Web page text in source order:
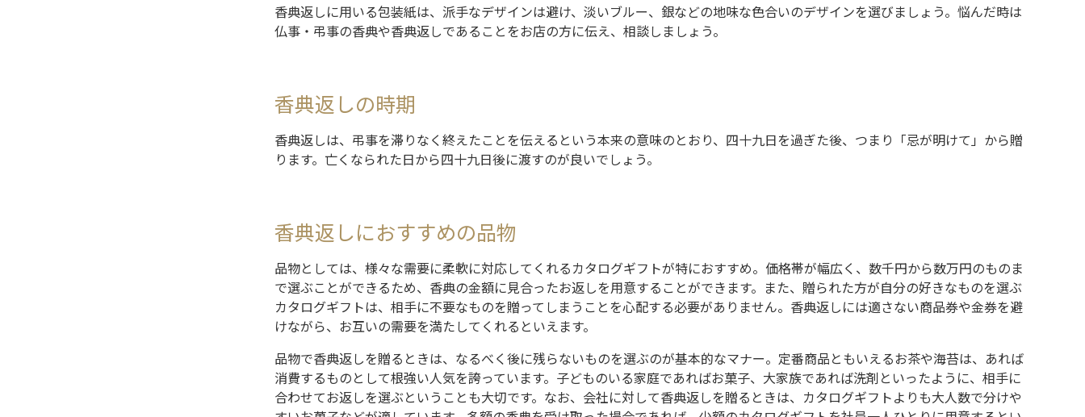
香典返しに用いる包装紙は、派手なデザインは避け、淡いブルー、銀などの地味な色合いのデザインを選びましょう。悩んだ時は
仏事・弔事の香典や香典返しであることをお店の方に伝え、相談しましょう。
香典返しの時期
香典返しは、弔事を滞りなく終えたことを伝えるという本来の意味のとおり、四十九日を過ぎた後、つまり「忌が明けて」から贈
ります。亡くなられた日から四十九日後に渡すのが良いでしょう。
香典返しにおすすめの品物
品物としては、様々な需要に柔軟に対応してくれるカタログギフトが特におすすめ。価格帯が幅広く、数千円から数万円のものま
で選ぶことができるため、香典の金額に見合ったお返しを用意することができます。また、贈られた方が自分の好きなものを選ぶ
カタログギフトは、相手に不要なものを贈ってしまうことを心配する必要がありません。香典返しには適さない商品券や金券を避
けながら、お互いの需要を満たしてくれるといえます。
品物で香典返しを贈るときは、なるべく後に残らないものを選ぶのが基本的なマナー。定番商品ともいえるお茶や海苔は、あれば
消費するものとして根強い人気を誇っています。子どものいる家庭であればお菓子、大家族であれば洗剤といったように、相手に
合わせてお返しを選ぶということも大切です。なお、会社に対して香典返しを贈るときは、カタログギフトよりも大人数で分けや